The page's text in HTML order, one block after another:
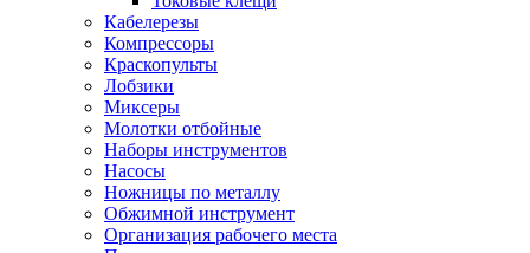
Кабелерезы
Компрессоры
Краскопульты
Лобзики
Миксеры
Молотки отбойные
Наборы инструментов
Насосы
Ножницы по металлу
Обжимной инструмент
Организация рабочего места